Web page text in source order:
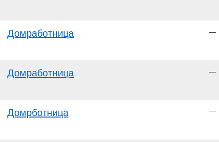
Домработница —
Домработница —
Домрботница —